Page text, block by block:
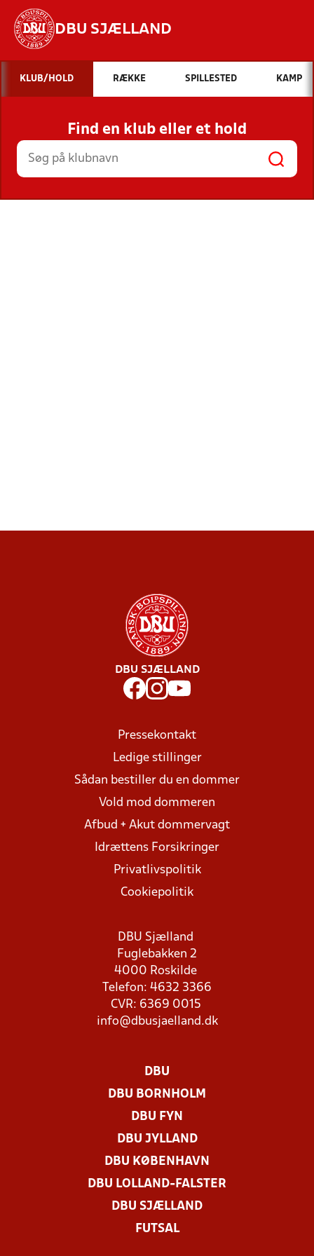
DBU SJÆLLAND
Hvad vil du søge efter?
INDHOLD OG NYHEDER
STILLINGER, RESULTATER, KLUBBER OG
HOLD
KLUB/HOLD RÆKKE SPILLESTED KAMP
Find en klub eller et hold
DBU SJÆLLAND
Pressekontakt
Ledige stillinger
Sådan bestiller du en dommer
Vold mod dommeren
Afbud + Akut dommervagt
Idrættens Forsikringer
Privatlivspolitik
Cookiepolitik
DBU Sjælland
Fuglebakken 2
4000 Roskilde
Telefon: 4632 3366
CVR: 6369 0015
info@dbusjaelland.dk
DBU
DBU BORNHOLM
DBU FYN
DBU JYLLAND
DBU KØBENHAVN
DBU LOLLAND-FALSTER
DBU SJÆLLAND
FUTSAL